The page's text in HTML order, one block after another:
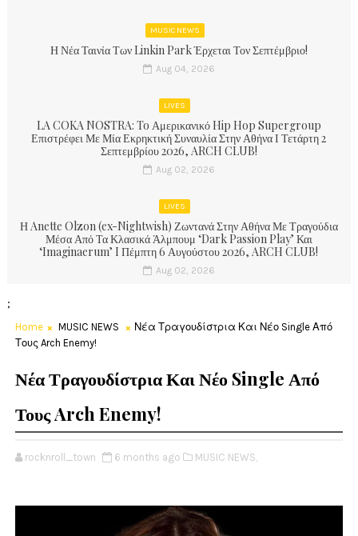
MUSIC NEWS
Η Νέα Ταινία Των Linkin Park Έρχεται Τον Σεπτέμβριο!
Aug 04, 2026
LIVES
LA COKA NOSTRA: To Αμερικανικό Hip Hop Supergroup
Επιστρέφει Με Μία Εκρηκτική Συναυλία Στην Αθήνα Ι Τετάρτη 2
Σεπτεμβρίου 2026, ARCH CLUB!
Aug 02, 2026
LIVES
Η Anette Olzon (ex-Nightwish) Ζωντανά Στην Αθήνα Με Τραγούδια
Μέσα Από Τα Κλασικά Άλμπουμ ‘Dark Passion Play’ Και
‘Imaginaerum’ I Πέμπτη 6 Αυγούστου 2026, ARCH CLUB!
Aug 02, 2026
;
Home MUSIC NEWS
Νέα Τραγουδίστρια Και Νέο Single Από
Τους Arch Enemy!
Νέα Τραγουδίστρια Και Νέο Single Από
Τους Arch Enemy!
rocknroll_town 6 months ago MUSIC NEWS,